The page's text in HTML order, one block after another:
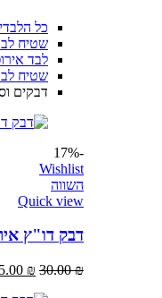
כל
שטיח לבד
לבד
שטיח לבד
דבקים
-17%
Wishlist
השווה
Quick view
דבק דו"ץ
30.00₪
₪